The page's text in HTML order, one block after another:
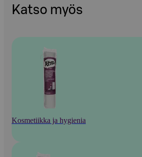
Katso myös
Kosmetiikka ja hygienia